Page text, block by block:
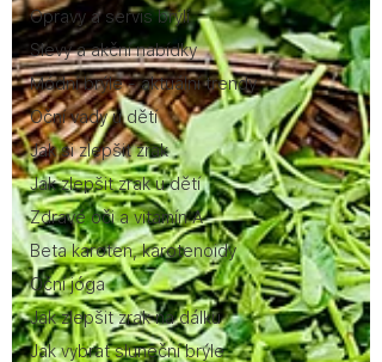
Opravy a servis brýlí
Slevy a akční nabídky
Módní brýle - aktuální trendy
Oční vady u dětí
Jak si zlepšit zrak
Jak zlepšit zrak u dětí
Zdravé oči a vitamín A
Beta karoten, karotenoidy
Oční jóga
Jak zlepšit zrak na dálku
Jak vybrat sluneční brýle